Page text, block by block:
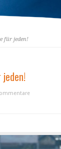
für jeden!